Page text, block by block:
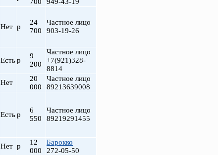
Нет р
24
700
Частное лицо
903-19-26
Естьр
9
200
Частное лицо
+7(921)328-
8814
Нет
20
000
Частное лицо
89213639008
Естьр
6
550
Частное лицо
89219291455
Нет р
12
000
Барокко
272-05-50